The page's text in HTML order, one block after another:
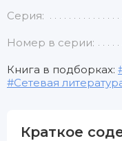
Серия:
Номер в серии:
Книга в подборках:
Сетевая
Краткое